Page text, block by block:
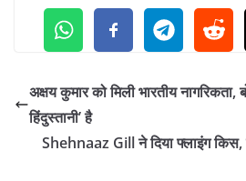
अक्षय कुमार को मिली भारतीय
हिंदुस्तानी’ है
Shehnaaz Gill ने दिया फ्लाइंग किस,